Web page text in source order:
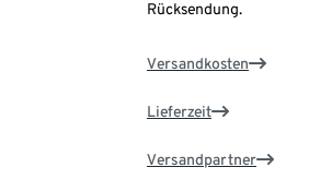
Rücksendung.
Versandkosten
Lieferzeit
Versandpartner